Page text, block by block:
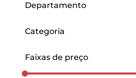
Departamento
Categoria
Faixas de preço